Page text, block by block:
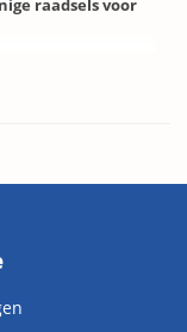
raadsels voor